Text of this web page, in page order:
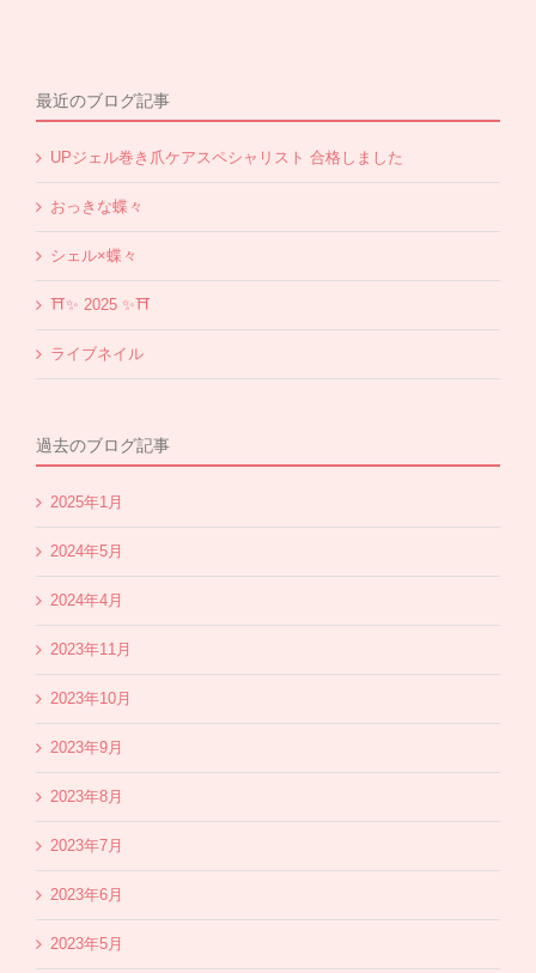
最近のブログ記事
UPジェル巻き爪ケアスペシャリスト 合格しました
おっきな蝶々
シェル×蝶々
⛩✨️ 2025 ✨️⛩
ライブネイル
過去のブログ記事
2025年1月
2024年5月
2024年4月
2023年11月
2023年10月
2023年9月
2023年8月
2023年7月
2023年6月
2023年5月